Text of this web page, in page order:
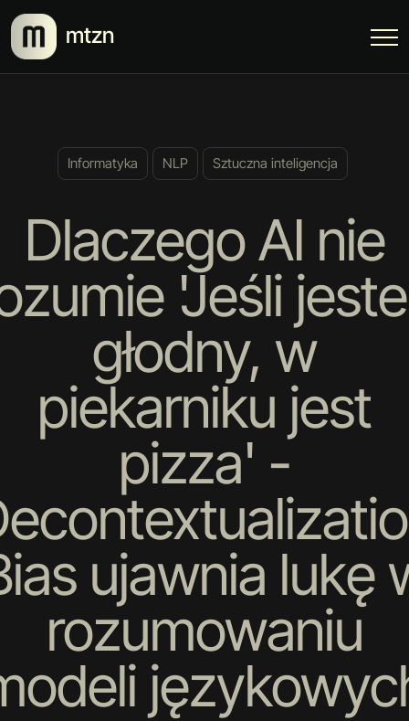
mtzn
Informatyka NLP Sztuczna inteligencja
Dlaczego AI nie
'Jeśli
głodny, w
piekarniku jest
pizza' -
ujawnia lukę
rozumowaniu